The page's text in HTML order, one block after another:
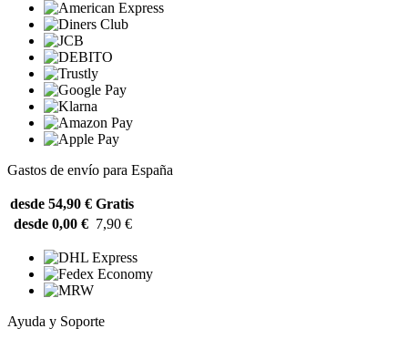
Gastos de envío para España
desde 54,90 € Gratis
desde 0,00 € 7,90 €
Ayuda y Soporte